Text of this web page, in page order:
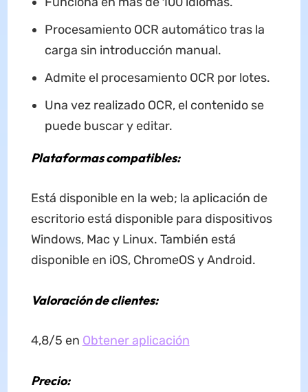
Procesamiento OCR automático tras la
carga sin introducción manual.
Admite el procesamiento OCR por lotes.
Una vez realizado OCR, el contenido se
puede buscar y editar.
Plataformas compatibles:
Está disponible en la web; la aplicación de
escritorio está disponible para dispositivos
Windows, Mac y Linux. También está
disponible en iOS, ChromeOS y Android.
Valoración de clientes:
4,8/5 en Obtener aplicación
Precio: